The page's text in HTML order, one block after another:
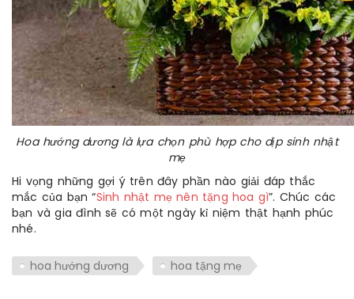
Hoa hướng dương là lựa chọn phù hợp cho dịp sinh nhật
mẹ
Hi vọng những gợi ý trên đây phần nào giải đáp thắc
mắc của bạn “Sinh nhật mẹ nên tặng hoa gì”. Chúc các
bạn và gia đình sẽ có một ngày kỉ niệm thật hạnh phúc
nhé.
hoa hướng dương hoa tặng mẹ